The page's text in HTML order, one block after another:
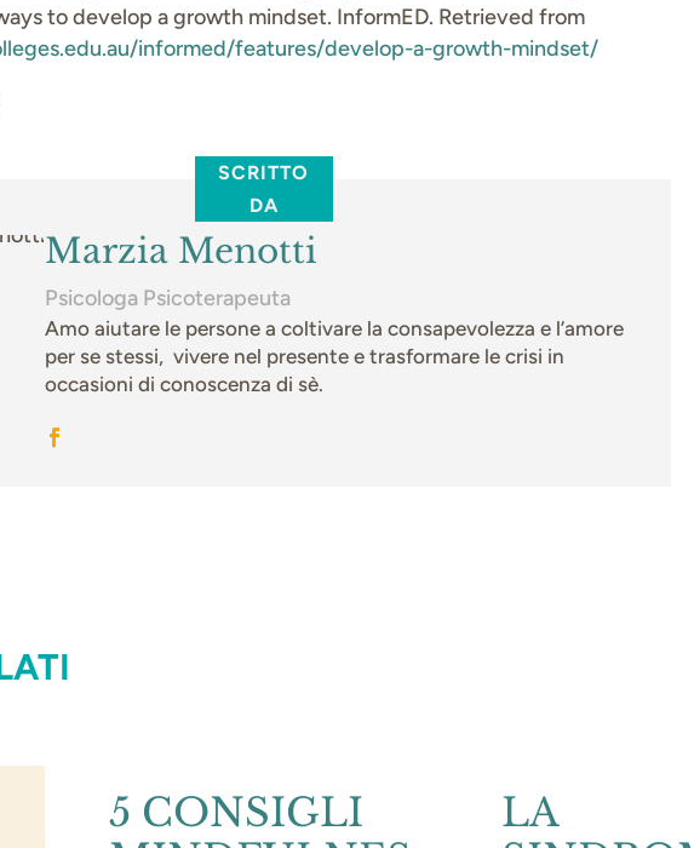
to develop a growth mindset. InformED. Retrieved from
informed/features/develop-a-growth-mindset/
SCRITTO
DA
Marzia Menotti
Psicologa Psicoterapeuta
Amo aiutare le persone a coltivare la consapevolezza e l’amore
per se stessi, vivere nel presente e trasformare le crisi in
occasioni di conoscenza di sè.
5 CONSIGLI
LA